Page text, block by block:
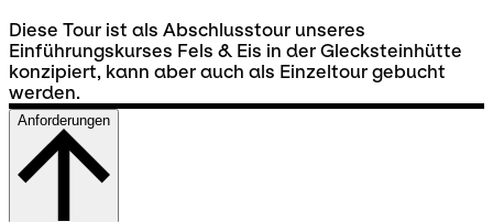
Diese Tour ist als Abschlusstour unseres
Einführungskurses Fels & Eis in der Glecksteinhütte
konzipiert, kann aber auch als Einzeltour gebucht
werden.
Anforderungen